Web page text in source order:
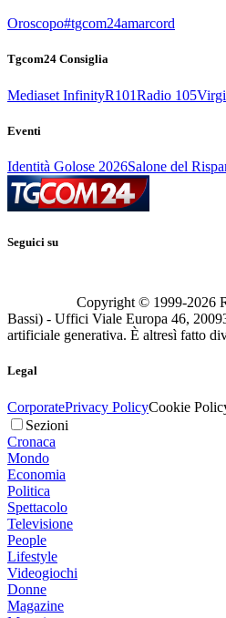
Oroscopo#tgcom24amarcord
Tgcom24 Consiglia
Mediaset InfinityR101Radio 105
Eventi
Identità Golose 2026Salone del
Seguici su
Copyright © 1999-2026
Bassi) - Uffici Viale Europa 46,
artificiale generativa. È altresì fatto
Legal
CorporatePrivacy PolicyCookie
Sezioni
Cronaca
Mondo
Economia
Politica
Spettacolo
Televisione
People
Lifestyle
Videogiochi
Donne
Magazine